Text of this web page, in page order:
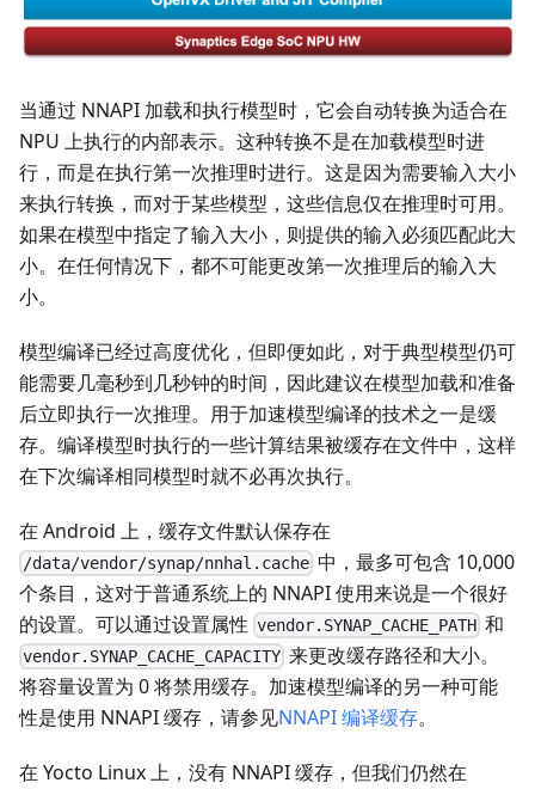
当通过 NNAPI 加载和执行模型时，它会自动转换为适合在
NPU 上执行的内部表示。这种转换不是在加载模型时进
行，而是在执行第一次推理时进行。这是因为需要输入大小
来执行转换，而对于某些模型，这些信息仅在推理时可用。
如果在模型中指定了输入大小，则提供的输入必须匹配此大
小。在任何情况下，都不可能更改第一次推理后的输入大
小。
模型编译已经过高度优化，但即便如此，对于典型模型仍可
能需要几毫秒到几秒钟的时间，因此建议在模型加载和准备
后立即执行一次推理。用于加速模型编译的技术之一是缓
存。编译模型时执行的一些计算结果被缓存在文件中，这样
在下次编译相同模型时就不必再次执行。
在 Android 上，缓存文件默认保存在
/data/vendor/synap/nnhal.cache 中，最多可包含 10,000
个条目，这对于普通系统上的 NNAPI 使用来说是一个很好
的设置。可以通过设置属性 vendor.SYNAP_CACHE_PATH 和
vendor.SYNAP_CACHE_CAPACITY 来更改缓存路径和大小。
将容量设置为 0 将禁用缓存。加速模型编译的另一种可能
性是使用 NNAPI 缓存，请参见NNAPI 编译缓存。
在 Yocto Linux 上，没有 NNAPI 缓存，但我们仍然在